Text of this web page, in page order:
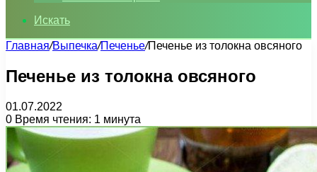
Искать
Главная/Выпечка/Печенье/Печенье из толокна овсяного
Печенье из толокна овсяного
01.07.2022
0 Время чтения: 1 минута